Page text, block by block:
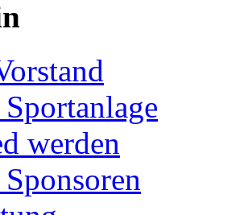
werden